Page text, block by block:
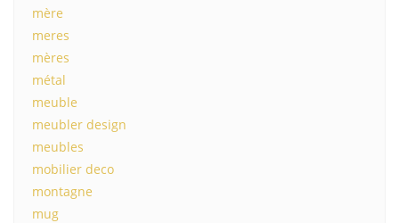
mère
meres
mères
métal
meuble
meubler design
meubles
mobilier deco
montagne
mug